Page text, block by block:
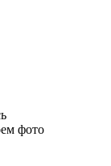
фото